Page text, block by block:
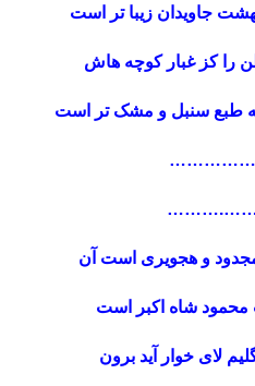
جاویدان زیبا تر است
را کز غبار کوچه هاش
طبع سنبل و مشک تر است
………
………
و هجویری است آن
محمود شاه اکبر است
لای خوار آید برون